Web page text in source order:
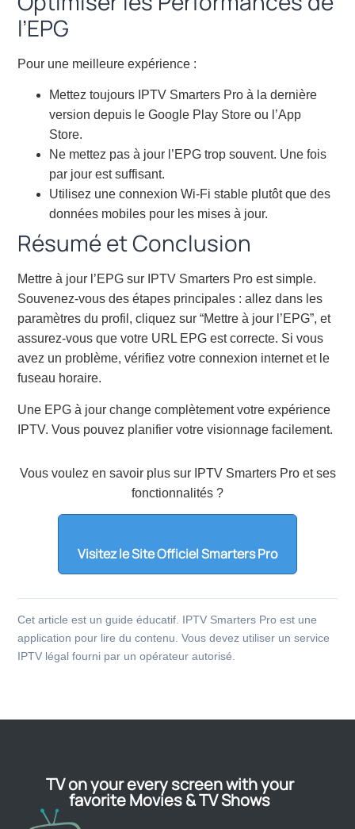
l’EPG
Pour une meilleure expérience :
Mettez toujours IPTV Smarters Pro à la dernière
version depuis le Google Play Store ou l’App
Store.
Ne mettez pas à jour l’EPG trop souvent. Une fois
par jour est suffisant.
Utilisez une connexion Wi-Fi stable plutôt que des
données mobiles pour les mises à jour.
Résumé et Conclusion
Mettre à jour l’EPG sur IPTV Smarters Pro est simple.
Souvenez-vous des étapes principales : allez dans les
paramètres du profil, cliquez sur “Mettre à jour l’EPG”, et
assurez-vous que votre URL EPG est correcte. Si vous
avez un problème, vérifiez votre connexion internet et le
fuseau horaire.
Une EPG à jour change complètement votre expérience
IPTV. Vous pouvez planifier votre visionnage facilement.
Vous voulez en savoir plus sur IPTV Smarters Pro et ses
fonctionnalités ?
Visitez le Site Officiel Smarters Pro
Cet article est un guide éducatif. IPTV Smarters Pro est une
application pour lire du contenu. Vous devez utiliser un service
IPTV légal fourni par un opérateur autorisé.
TV on your every screen with your
favorite Movies & TV Shows